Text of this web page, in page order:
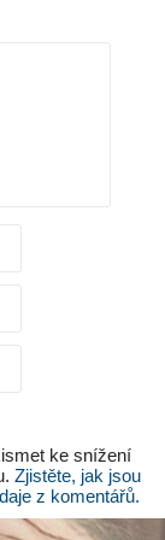
ke snížení
Zjistěte, jak jsou
z komentářů.